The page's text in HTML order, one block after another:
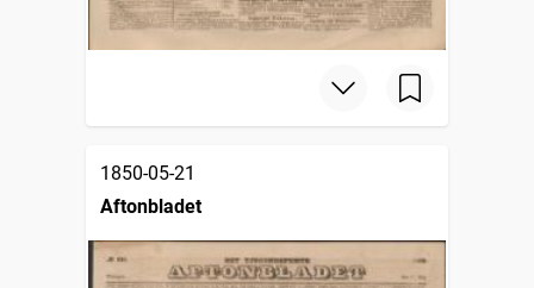
1850-05-21
Aftonbladet